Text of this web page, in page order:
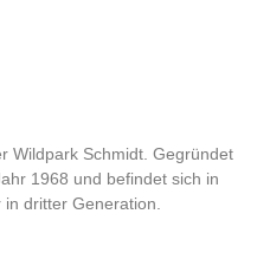
Wildpark Schmidt. Gegründet
1968 und befindet sich in
dritter Generation.